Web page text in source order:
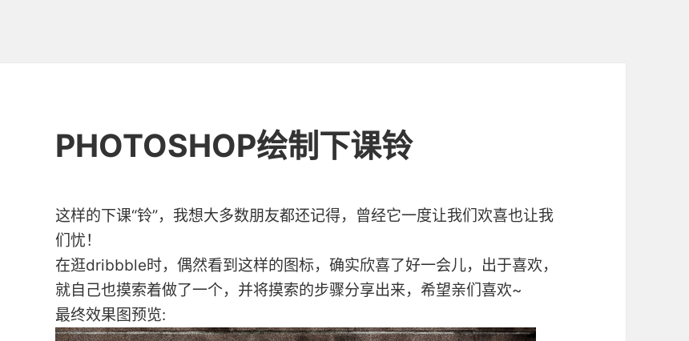
PHOTOSHOP绘制下课铃
这样的下课“铃”，我想大多数朋友都还记得，曾经它一度让我们欢喜也让我
们忧！
在逛dribbble时，偶然看到这样的图标，确实欣喜了好一会儿，出于喜欢，
就自己也摸索着做了一个，并将摸索的步骤分享出来，希望亲们喜欢~
最终效果图预览: